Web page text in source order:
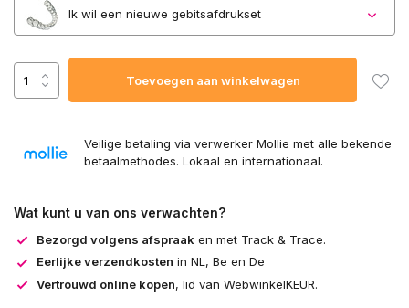
Ik wil een nieuwe gebitsafdrukset
Toevoegen aan winkelwagen
Veilige betaling via verwerker Mollie met alle bekende
betaalmethodes. Lokaal en internationaal.
Wat kunt u van ons verwachten?
Bezorgd volgens afspraak en met Track & Trace.
Eerlijke verzendkosten in NL, Be en De
Vertrouwd online kopen, lid van WebwinkelKEUR.